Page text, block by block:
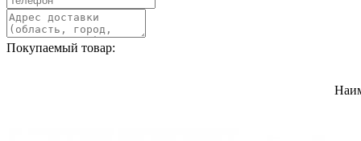
Покупаемый товар: